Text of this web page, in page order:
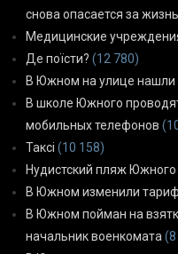
снова опасается за
Медицинские
Де поїсти? (12 780)
В Южном на улице нашли
В школе Южного
мобильных телефонов
Таксі (10 158)
Нудистский пляж
В Южном изменили
В Южном пойман на
начальник военкомата (8